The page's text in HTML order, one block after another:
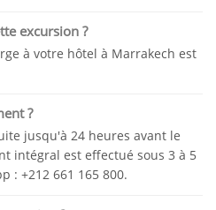
excursion ?
à votre hôtel à Marrakech est
?
jusqu'à 24 heures avant le
intégral est effectué sous 3 à 5
: +212 661 165 800.